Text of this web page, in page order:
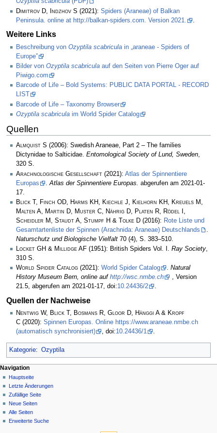
Dimitrov D, Indzhov S (2021): Spiders (Araneae) of Balkan
Peninsula. online at http://balkan-spiders.com. Version 2021.
Weitere Links
Beschreibung von Ozyptila scabricula in „araneae - Spiders of
Europe”
Bilder von Ozyptila scabricula auf den Seiten von Pierre Oger auf
Piwigo.com
Barcode of Life – Bold Systems: PUBLIC DATA PORTAL - RECORD
LIST
Barcode of Life – Taxonomy Browser
Ozyptila scabricula im World Spider Catalog
Quellen
Almquist S (2006): Swedish Araneae, Part 2 – The families
Dictynidae to Salticidae. Entomological Society of Lund, Sweden,
320 S.
Arachnologische Gesellschaft (2021): Atlas der Spinnentiere
Europas
Atlas der Spinnentiere Europas.
abgerufen am 2021-01-
17.
Blick T, Finch OD, Harms KH, Kiechle J, Kielhorn KH, Kreuels M,
Malten A, Martin D, Muster C, Nährig D, Platen R, Rödel I,
Scheidler M, Staudt A, Stumpf H & Tolke D (2016): Rote Liste und
Gesamtartenliste der Spinnen (Arachnida: Araneae) Deutschlands
Naturschutz und Biologische Vielfalt 70 (4), S. 383–510.
Locket GH & Millidge AF (1951): British Spiders Vol. I. Ray Society,
310 S.
World Spider Catalog (2021): World Spider Catalog . Natural
History Museum Bern, online auf http://wsc.nmbe.ch
, Version
21.5, abgerufen am 2021-01-17, doi:10.24436/2 .
Quellen der Nachweise
Nentwig W, Blick T, Bosmans R, Gloor D, Hänggi A & Kropf
C (2020): Spinnen Europas. Online https://www.araneae.nmbe.ch
(automatisch synchronisiert)
, doi:10.24436/1 .
Kategorie: Ozyptila
Navigation
Hauptseite
Letzte Änderungen
Zufällige Seite
Neue Seiten
Alle Seiten
Erweiterte Suche